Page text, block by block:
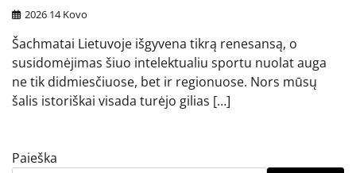
2026 14 Kovo
Šachmatai Lietuvoje išgyvena tikrą renesansą, o
susidomėjimas šiuo intelektualiu sportu nuolat auga
ne tik didmiesčiuose, bet ir regionuose. Nors mūsų
šalis istoriškai visada turėjo gilias […]
Paieška